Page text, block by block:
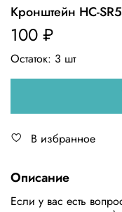
Кронштейн HC-
100 ₽
Остаток: 3 шт
В избранное
Описание
Если у вас есть